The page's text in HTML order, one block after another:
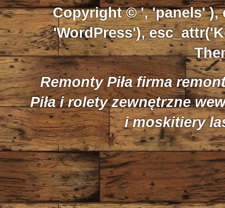
Copyright © ', 'panels' ),
'WordPress'),
Remonty Piła firma
Piła i rolety zewnętrzne
i moskitiery